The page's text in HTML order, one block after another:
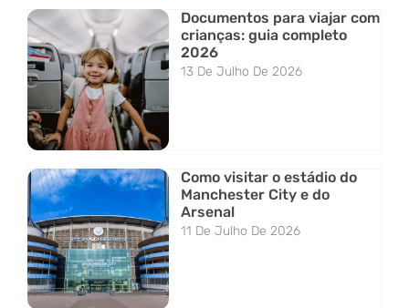
Documentos para viajar com
crianças: guia completo
2026
13 De Julho De 2026
Como visitar o estádio do
Manchester City e do
Arsenal
11 De Julho De 2026